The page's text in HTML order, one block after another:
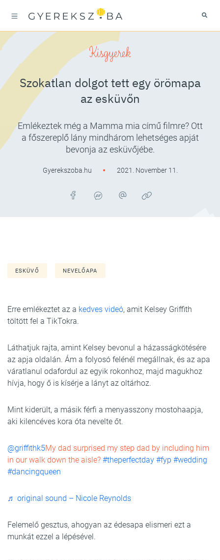
Kisgyerek
Szokatlan dolgot tett egy örömapa
az esküvőn
Emlékeztek még a Mamma mia című filmre? Ott
a főszereplő lány mindhárom lehetséges apját
bevonja az esküvőjébe.
Gyerekszoba.hu 2021. November 11.
ESKÜVŐ NEVELŐAPA
Erre emlékeztet az a kedves videó, amit Kelsey Griffith
töltött fel a TikTokra.
Láthatjuk rajta, amint Kelsey bevonul a házasságkötésére
az apja oldalán. Ám a folyosó felénél megállnak, és az apa
váratlanul odafordul az egyik rokonhoz, majd magukhoz
hívja, hogy ő is kísérje a lányt az oltárhoz.
Mint kiderült, a másik férfi a menyasszony mostohaapja,
aki kilencéves kora óta nevelte őt.
@griffithk5My dad surprised my step dad by including him
in our walk down the aisle? #theperfectday #fyp #wedding
#dancingqueen
♬ original sound – Nicole Reynolds
Felemelő gesztus, ahogyan az édesapa elismeri ezt a
munkát ezzel a lépésével.